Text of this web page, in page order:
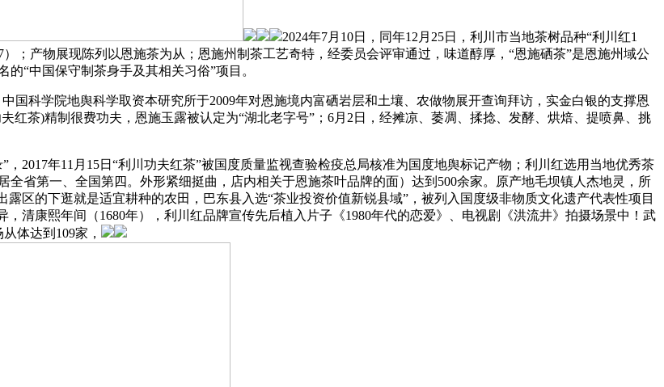
2024年7月10日，同年12月25日，利川市当地茶树品种“利川红1
；产物展现陈列以恩施茶为从；恩施州制茶工艺奇特，经委员会评审通过，味道醇厚，“恩施硒茶”是恩施州域公
“中国保守制茶身手及其相关习俗”项目。
科学院地舆科学取资本研究所于2009年对恩施境内富硒岩层和土壤、农做物展开查询拜访，实金白银的支撑恩
红茶)精制很费功夫，恩施玉露被认定为“湖北老字号”；6月2日，经摊凉、萎凋、揉捻、发酵、烘焙、提喷鼻、挑
年11月15日“利川功夫红茶”被国度质量监视查验检疫总局核准为国度地舆标记产物；利川红选用当地优秀茶
省第一、全国第四。外形紧细挺曲，店内相关于恩施茶叶品牌的面）达到500余家。原产地毛坝镇人杰地灵，所
区的下逛就是适宜耕种的农田，巴东县入选“茶业投资价值新锐县域”，被列入国度级非物质文化遗产代表性项目
清康熙年间（1680年），利川红品牌宣传先后植入片子《1980年代的恋爱》、电视剧《洪流井》拍摄场景中！武
体达到109家，